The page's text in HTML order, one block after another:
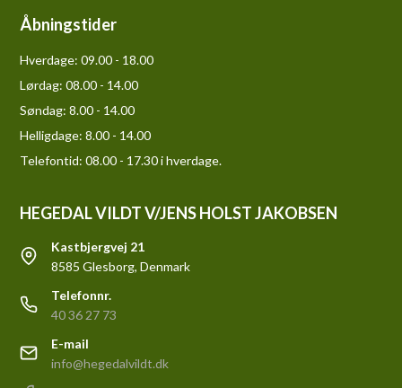
Åbningstider
Hverdage: 09.00 - 18.00
Lørdag: 08.00 - 14.00
Søndag: 8.00 - 14.00
Helligdage: 8.00 - 14.00
Telefontid: 08.00 - 17.30 i hverdage.
HEGEDAL VILDT V/JENS HOLST JAKOBSEN
Kastbjergvej 21
8585 Glesborg, Denmark
Telefonnr.
40 36 27 73
E-mail
info@hegedalvildt.dk